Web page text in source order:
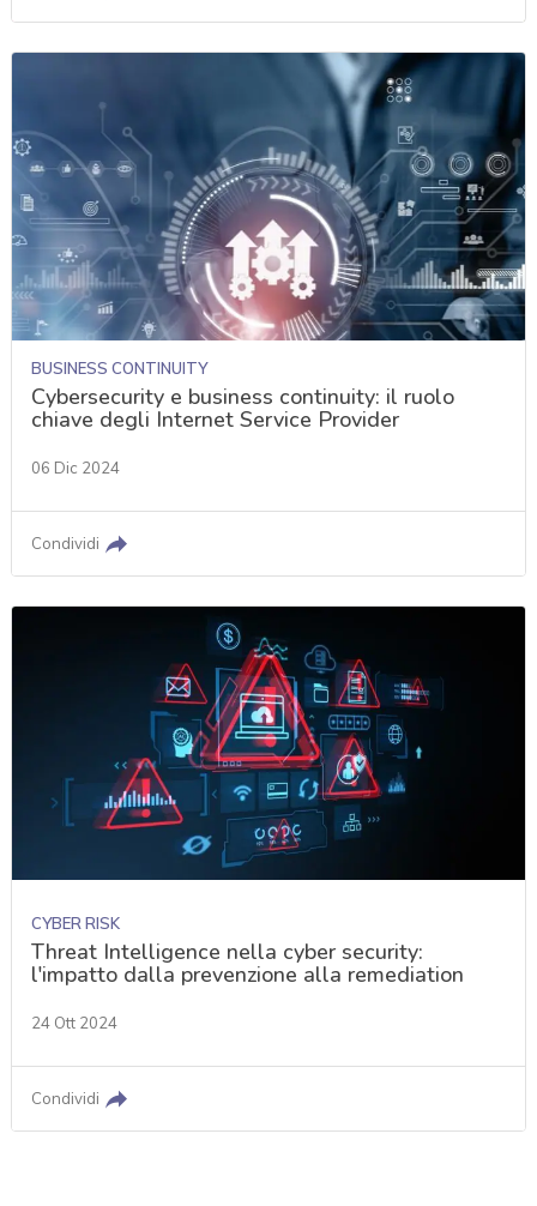
BUSINESS CONTINUITY
Cybersecurity e business continuity: il ruolo
chiave degli Internet Service Provider
06 Dic 2024
Condividi
CYBER RISK
Threat Intelligence nella cyber security:
l'impatto dalla prevenzione alla remediation
24 Ott 2024
Condividi